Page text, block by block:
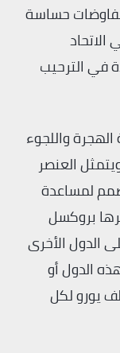
حساسة
في الترحيب
الهجرة واللجوء
ويتمثل العنصر
لمساعدة
بروكسل
الدول الأخرى
الدول أو
مساعدة مالية لهم بقيمة ٢٠ ألف يورو لكل